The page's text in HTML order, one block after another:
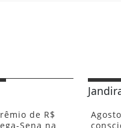
de R$
Sena na